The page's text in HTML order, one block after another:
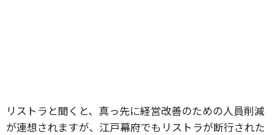
リストラと聞くと、真っ先に経営改善のための人員削減
が連想されますが、江戸幕府でもリストラが断行された